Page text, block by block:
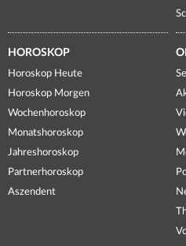
HOROSKOP
Horoskop Heute
Horoskop Morgen
Wochenhoroskop
Monatshoroskop
Jahreshoroskop
Partnerhoroskop
Aszendent